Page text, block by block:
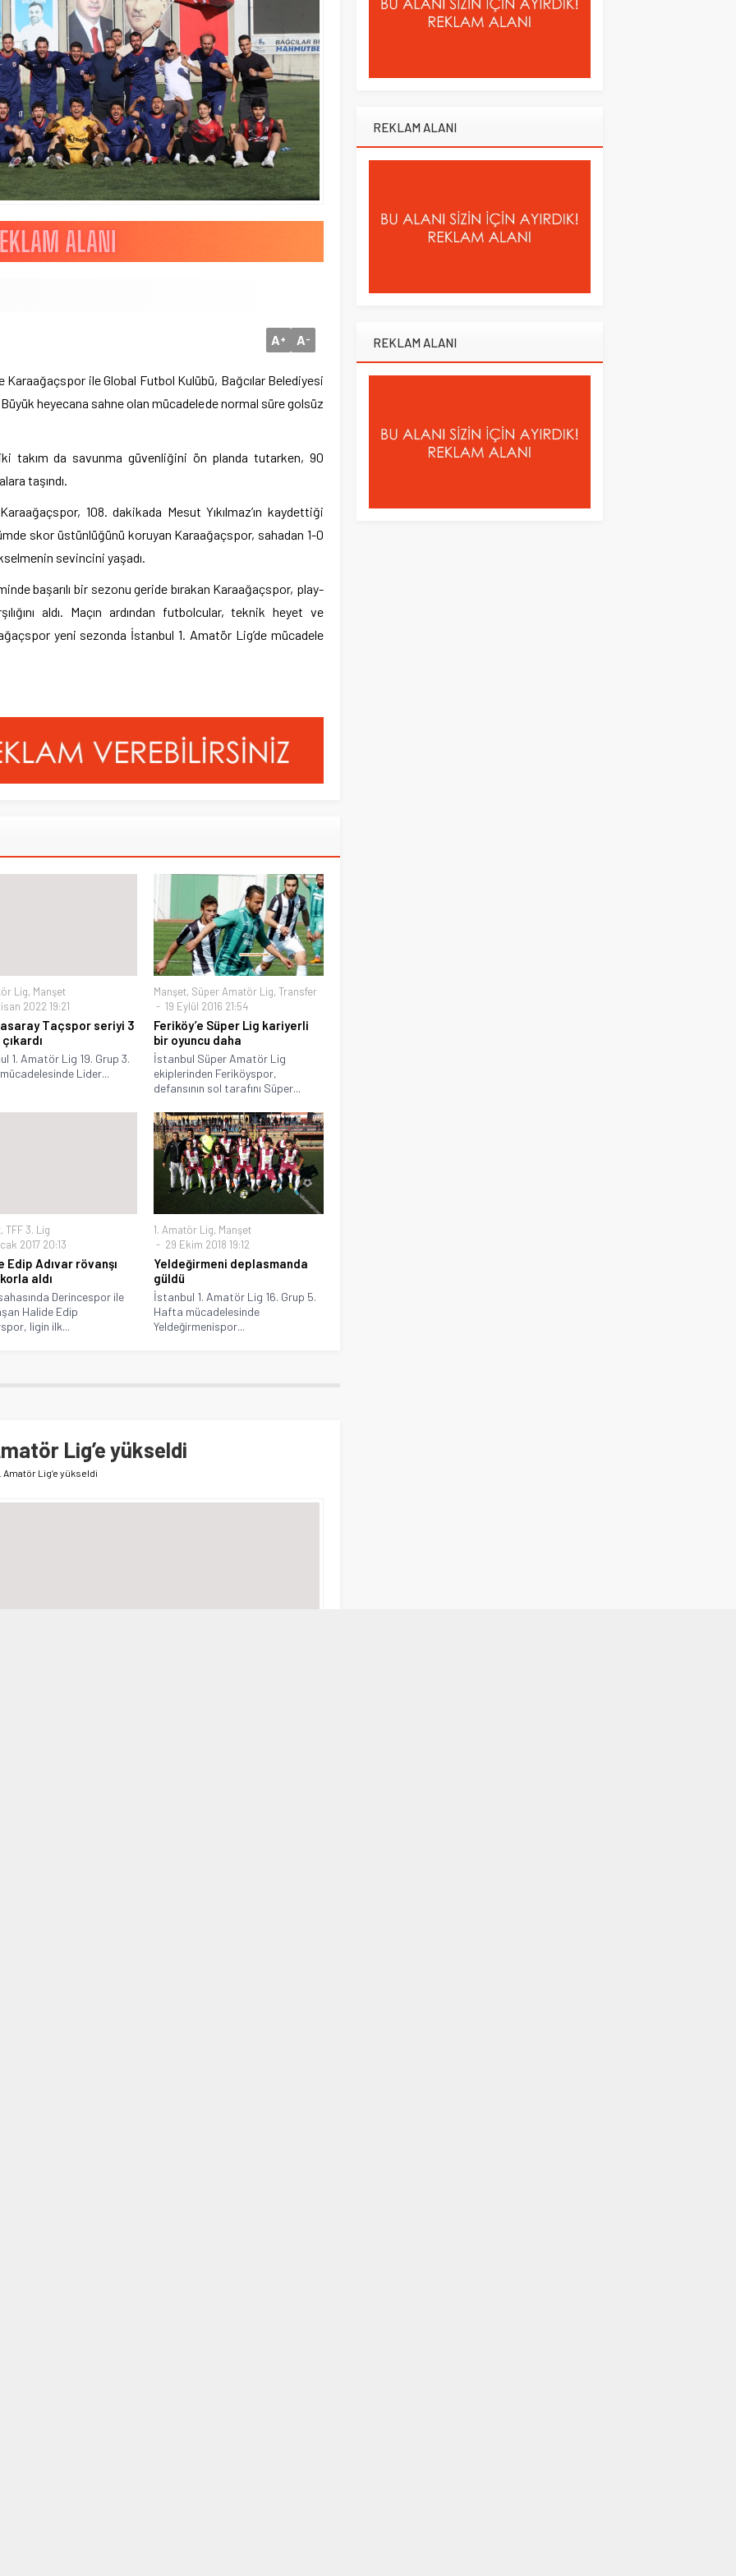
A+ A-
ile Global Futbol Kulübü, Bağcılar Belediyesi
Büyük heyecana sahne olan mücadelede normal süre golsüz
takım da savunma güvenliğini ön planda tutarken, 90
taşındı.
108. dakikada Mesut Yıkılmaz’ın kaydettiği
skor üstünlüğünü koruyan Karaağaçspor, sahadan 1-0
sevincini yaşadı.
başarılı bir sezonu geride bırakan Karaağaçspor, play-
aldı. Maçın ardından futbolcular, teknik heyet ve
yeni sezonda İstanbul 1. Amatör Lig’de mücadele
Lig, Manşet
2022 19:21
Taçspor seriyi 3
1. Amatör Lig 19. Grup 3.
Lider...
Manşet, Süper Amatör Lig,Transfer
19 Eylül 2016 21:54
Feriköy’e Süper Lig kariyerli
bir oyuncu daha
İstanbul Süper Amatör Lig
ekiplerinden Feriköyspor,
defansının sol tarafını Süper...
, TFF 3. Lig
2017 20:13
Edip Adıvar rövanşı
aldı
Derincespor ile
Halide Edip
ligin ilk...
1. Amatör Lig, Manşet
29 Ekim 2018 19:12
Yeldeğirmeni deplasmanda
güldü
İstanbul 1. Amatör Lig 16. Grup 5.
Hafta mücadelesinde
Yeldeğirmenispor...
Lig’e yükseldi
Amatör Lig’e yükseldi
REKLAM ALANI
REKLAM ALANI